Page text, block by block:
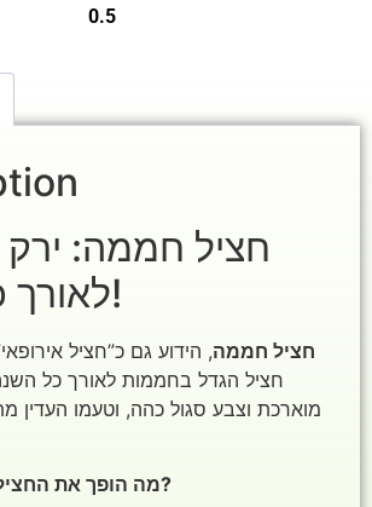
0.5
חציל חממה: ירק
לאורך כל השנה!
חציל חממה, הידוע גם כ”חציל
חציל הגדל בחממות לאורך כל
מוארכת וצבע סגול כהה, וטעמו העדין
מה הופך את החציל חממה למיוחד?